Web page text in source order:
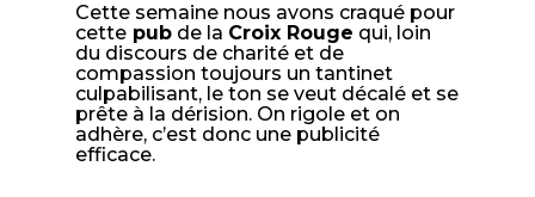
Cette semaine nous avons craqué pour
cettepubde la Croix Rouge qui, loin
du discours de charité et de
compassion toujours un tantinet
culpabilisant, le ton se veut décalé et se
prête à la dérision. On rigole et on
adhère, c’est donc une publicité
efficace.